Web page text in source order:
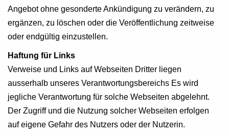
Angebot ohne gesonderte Ankündigung zu verändern, zu
ergänzen, zu löschen oder die Veröffentlichung zeitweise
oder endgültig einzustellen.
Haftung für Links
Verweise und Links auf Webseiten Dritter liegen
ausserhalb unseres Verantwortungsbereichs Es wird
jegliche Verantwortung für solche Webseiten abgelehnt.
Der Zugriff und die Nutzung solcher Webseiten erfolgen
auf eigene Gefahr des Nutzers oder der Nutzerin.